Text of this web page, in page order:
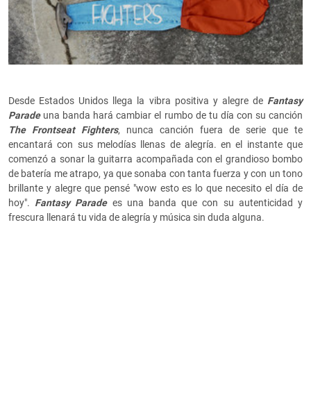
Desde Estados Unidos llega la vibra positiva y alegre deFantasy
Paradeuna banda hará cambiar el rumbo de tu día con su canción
The Frontseat Fighters, nunca canción fuera de serie que te
encantará con sus melodías llenas de alegría. en el instante que
comenzó a sonar la guitarra acompañada con el grandioso bombo
de batería me atrapo, ya que sonaba con tanta fuerza y con un tono
brillante y alegre que pensé "wow esto es lo que necesito el día de
hoy". Fantasy Paradees una banda que con su autenticidad y
frescura llenará tu vida de alegría y música sin duda alguna.